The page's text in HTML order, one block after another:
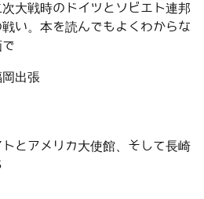
大戦時のドイツとソビエト連邦
戦い。本を読んでもよくわからな
出張
とアメリカ大使館、そして長崎